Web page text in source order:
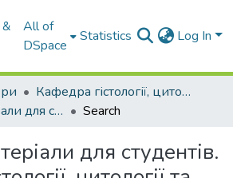
All of
DSpace
Statistics Log In
Кафедра гістології, цитології та ембріології
Лекційні матеріали для студентів. Кафедра гістології, цитології та ембріології
Search
для студентів.